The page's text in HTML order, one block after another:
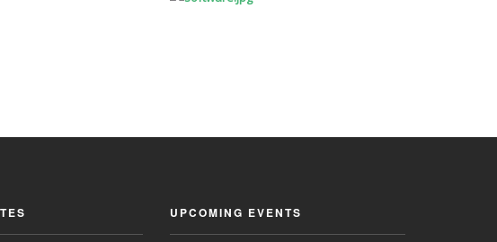
UPCOMING EVENTS